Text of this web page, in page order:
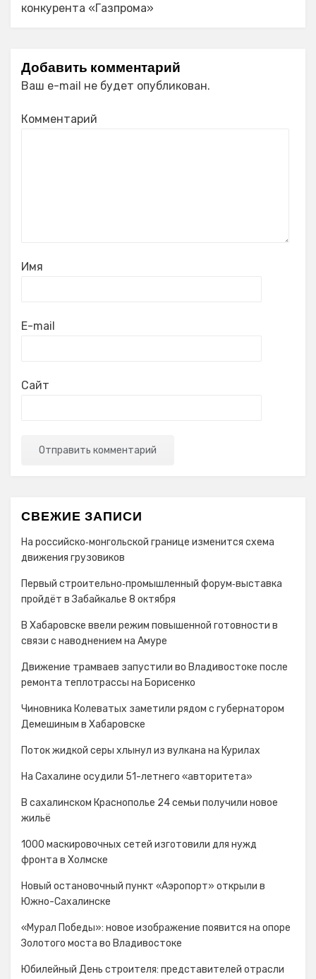
конкурента «Газпрома»
Добавить комментарий
Ваш e-mail не будет опубликован.
Комментарий
Имя
E-mail
Сайт
СВЕЖИЕ ЗАПИСИ
На российско‑монгольской границе изменится схема
движения грузовиков
Первый строительно‑промышленный форум‑выставка
пройдёт в Забайкалье 8 октября
В Хабаровске ввели режим повышенной готовности в
связи с наводнением на Амуре
Движение трамваев запустили во Владивостоке после
ремонта теплотрассы на Борисенко
Чиновника Колеватых заметили рядом с губернатором
Демешиным в Хабаровске
Поток жидкой серы хлынул из вулкана на Курилах
На Сахалине осудили 51-летнего «авторитета»
В сахалинском Краснополье 24 семьи получили новое
жильё
1000 маскировочных сетей изготовили для нужд
фронта в Холмске
Новый остановочный пункт «Аэропорт» открыли в
Южно-Сахалинске
«Мурал Победы»: новое изображение появится на опоре
Золотого моста во Владивостоке
Юбилейный День строителя: представителей отрасли